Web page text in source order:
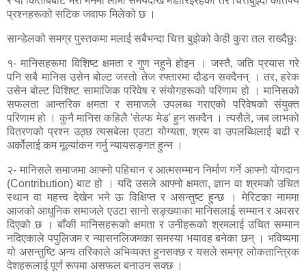
प्रश्नहरूको सटिक जवाफ मिलेको छ ।
सान्डेलको समग्र पुस्तकमा मलाई सबैभन्दा चित्त बुझेको केही कुरा तल राख्दैछुः
१- मानिसहरूमा विशिष्ट क्षमता र गुण नहुने होइन । जस्तै, जति प्रयास गरे
पनिसबै मानिस उसेन बोल्ट जस्तो तेज रफ्तारमा दौडन सक्दैनन् । तर, हरेक
उसेन बोल्ट विशिष्ट सामाजिक परिवेष र संयोगहरूको परिणाम हो । मानिसको
सफलता आन्तरिक क्षमता र समाजले उपलब्ध गराएको परिवेषको संयुक्त
परिणाम हो । कुनै मानिस कहिलै 'सेल्फ मेड' हुन सक्दैन । त्यसैले, जब लाभको
वितरणको प्रश्न उठ्छ त्यसबेला एउटा योग्यता, श्रम वा उपलब्धिलाई बढी र
अर्कोलाई कम मूल्यांकन गर्नु न्यायसङ्गत हुन्न ।
२- मानिसले समाजमा आफ्नो पहिचान र आत्मसम्मान निर्माण गर्ने आफ्नो योगदान
(Contribution) बाट हो । यदि उसले आफ्नो क्षमता, ज्ञान वा श्रमको उचित
स्थान वा महत्त्व देखेन भने ऊ विक्षिप्त र असन्तुष्ट हुन्छ । मेरिटका नाममा
आजको आधुनिक समाजले एउटा सानो सङ्ख्याका मानिसलाई सम्मान र अवसर
दिएको छ । बाँकी मानिसहरूको क्षमता र उनीहरूको श्रमलाई उचित सम्मान
नदिएकाले पपुलिजम र न्यासनलिजमका समस्या भयावह बनेका छन् । भविष्यमा
यो असन्तुष्टि अन्य तरिकाले अभिव्यक्त हुनसक्छ र यसले समग्र लोकतान्त्रिक
देशहरूलाई पूर्ण रूपमा असफल बनाउन सक्छ ।